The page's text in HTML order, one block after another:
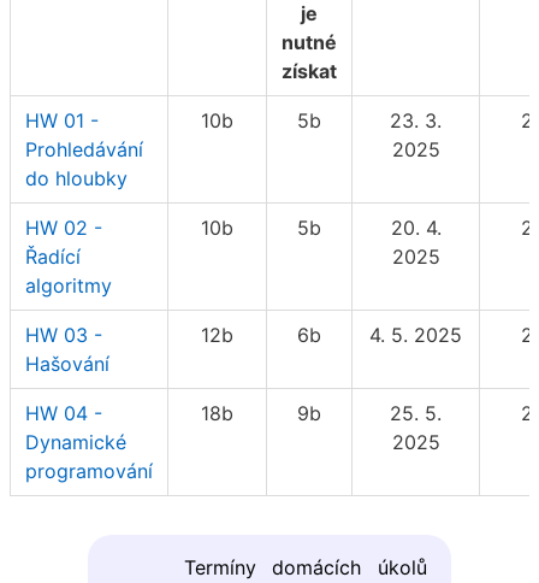
je
nutné
získat
HW 01 -
Prohledávání
do hloubky
10b 5b
23. 3.
2025
HW 02 -
Řadící
algoritmy
10b 5b
20. 4.
2025
HW 03 -
Hašování
12b 6b 4. 5. 2025
HW 04 -
Dynamické
programování
18b 9b
25. 5.
2025
Termíny domácích úkolů